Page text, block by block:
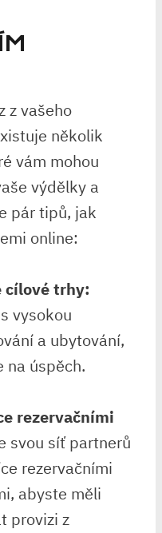
z vašeho
několik
vám mohou
výdělky a
pár tipů, jak
online:
cílové trhy:
vysokou
a ubytování,
na úspěch.
rezervačními
svou síť partnerů
rezervačními
abyste měli
provizi z